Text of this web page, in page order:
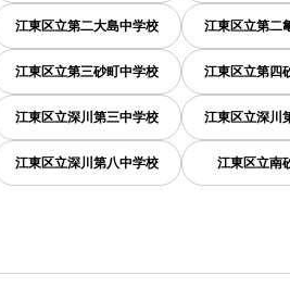
江東区立第二大島中学校 江東区立第二
江東区立第三砂町中学校 江東区立第四
江東区立深川第三中学校 江東区立深川
江東区立深川第八中学校 江東区立南